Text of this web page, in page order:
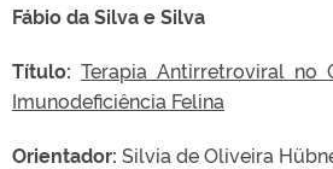
Fábio da Silva e Silva
Título: Terapia Antirretroviral no
Imunodeficiência Felina
Orientador: Silvia de Oliveira